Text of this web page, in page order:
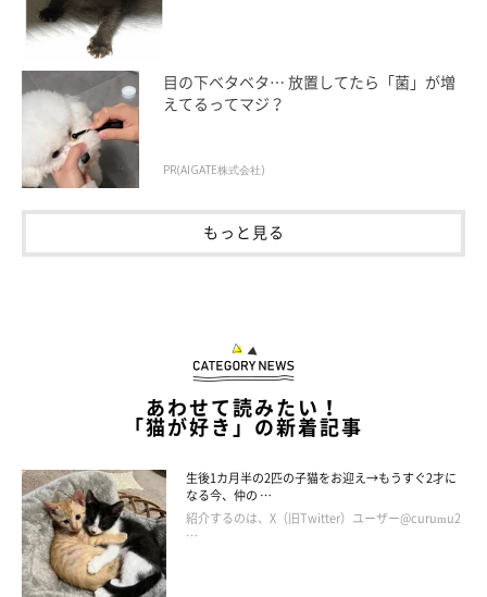
目の下ベタベタ… 放置してたら「菌」が増
えてるってマジ？
PR(AIGATE株式会社)
もっと見る
あわせて読みたい！
「猫が好き」の新着記事
生後1カ月半の2匹の子猫をお迎え→もうすぐ2才に
なる今、仲の …
紹介するのは、X（旧Twitter）ユーザー@curumu2
…